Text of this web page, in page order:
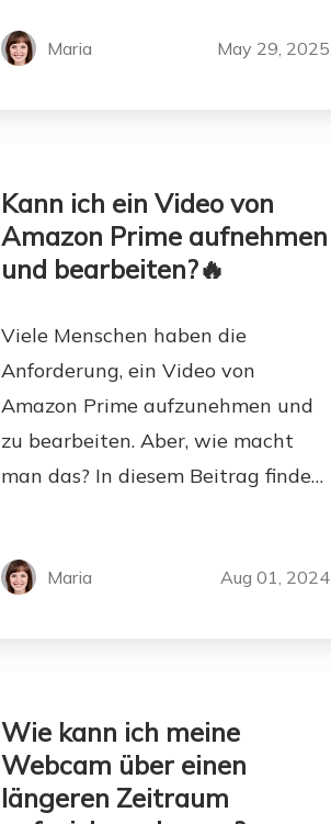
Apple Music aufzunehmen.
Maria May 29, 2025
Kann ich ein Video von
Amazon Prime aufnehmen
und bearbeiten?🔥
Viele Menschen haben die
Anforderung, ein Video von
Amazon Prime aufzunehmen und
zu bearbeiten. Aber, wie macht
man das? In diesem Beitrag finden
Maria Aug 01, 2024
Wie kann ich meine
Webcam über einen
längeren Zeitraum